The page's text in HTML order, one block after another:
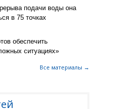
подачи воды она
в 75 точках
обеспечить
ситуациях»
Все материалы →